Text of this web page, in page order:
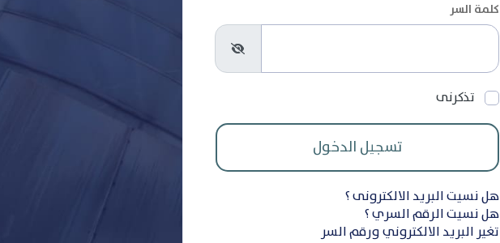
كلمة السر
تذكرنى
هل نسيت البريد الالكترونى ؟
هل نسيت الرقم السري ؟
تغير البريد الالكتروني ورقم السر